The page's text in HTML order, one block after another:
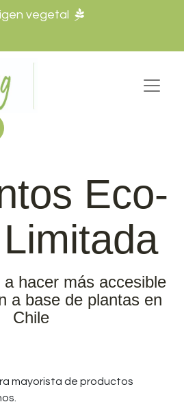
vegetal
Eco-
hacer más accesible
a base de plantas en
Chile
mayorista de productos